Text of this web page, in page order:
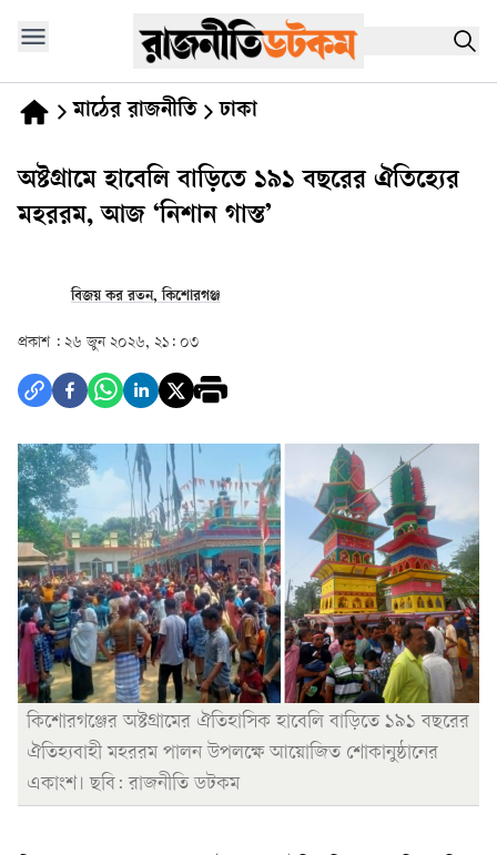
মাঠের রাজনীতি ঢাকা
অষ্টগ্রামে হাবেলি বাড়িতে ১৯১ বছরের ঐতিহ্যের
মহররম, আজ ‘নিশান গাস্ত’
বিজয় কর রতন, কিশোরগঞ্জ
প্রকাশ : ২৬ জুন ২০২৬, ২১: ০৩
কিশোরগঞ্জের অষ্টগ্রামের ঐতিহাসিক হাবেলি বাড়িতে ১৯১ বছরের
ঐতিহ্যবাহী মহররম পালন উপলক্ষে আয়োজিত শোকানুষ্ঠানের
একাংশ। ছবি: রাজনীতি ডটকম